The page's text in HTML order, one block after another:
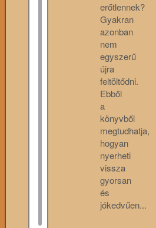
erőtlennek?
Gyakran
azonban
nem
egyszerű
újra
feltöltődni.
Ebből
a
könyvből
megtudhatja,
hogyan
nyerheti
vissza
gyorsan
és
jókedvűen...